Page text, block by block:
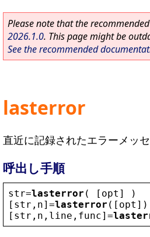
Please note that the
2026.1.0. This page might be
See the recommended
lasterror
直近に記録されたエラーメッ
呼出し手順
str=lasterror ( [ opt ] )
[ str , n]=lasterror ([ opt ])
[ str , n , line , func]=